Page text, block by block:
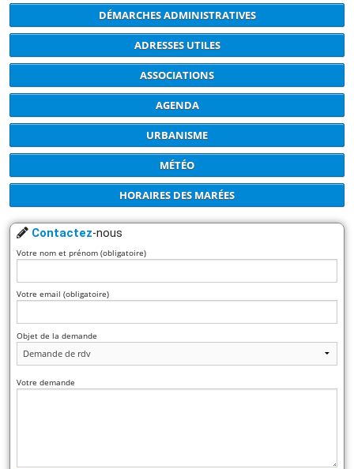
DÉMARCHES ADMINISTRATIVES
ADRESSES UTILES
ASSOCIATIONS
AGENDA
URBANISME
MÉTÉO
HORAIRES DES MARÉES
Contactez-nous
Votre nom et prénom (obligatoire)
Votre email (obligatoire)
Objet de la demande
Votre demande